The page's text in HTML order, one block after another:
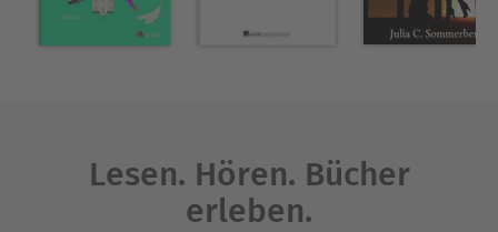
Lesen. Hören. Bücher
erleben.